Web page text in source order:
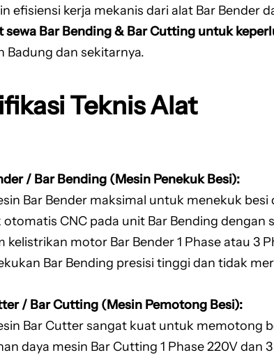
efisiensi kerja mekanis dari alat Bar Bender
sewa Bar Bending & Bar Cutting untuk
Badung dan sekitarnya.
Teknis Alat
/ Bar Bending (Mesin Penekuk Besi):
Bar Bender maksimal untuk menekuk
CNC pada unit Bar Bending
kelistrikan motor Bar Bender 1 Phase atau 3
Bar Bending presisi tinggi dan tidak
/ Bar Cutting (Mesin Pemotong Besi):
Bar Cutter sangat kuat untuk memotong
daya mesin Bar Cutting 1 Phase 220V dan